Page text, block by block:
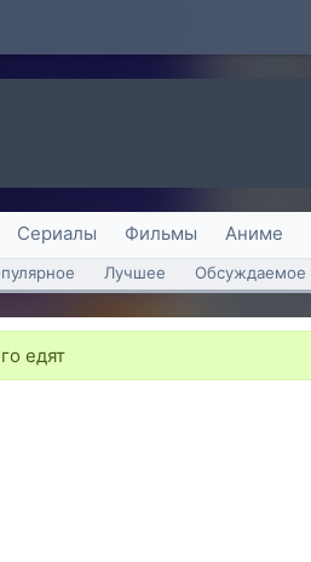
Сериалы Фильмы Аниме
Лучшее Обсуждаемое
едят